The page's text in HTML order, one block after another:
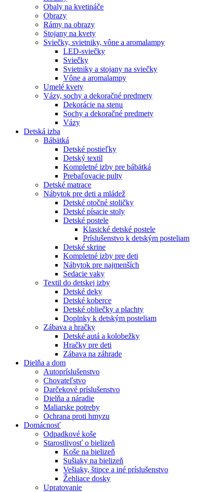
Obaly na kvetináče
Obrazy
Rámy na obrazy
Stojany na kvety
Sviečky, svietniky, vône a aromalampy
LED-sviečky
Sviečky
Svietniky a stojany na sviečky
Vône a aromalampy
Umelé kvety
Vázy, sochy a dekoračné predmety
Dekorácie na stenu
Sochy a dekoračné predmety
Vázy
Detská izba
Bábätká
Detské postieľky
Detský textil
Kompletné izby pre bábätká
Prebaľovacie pulty
Detské matrace
Nábytok pre deti a mládež
Detské otočné stoličky
Detské písacie stoly
Detské postele
Klasické detské postele
Príslušenstvo k detským posteliam
Detské skrine
Kompletné izby pre deti
Nábytok pre najmenších
Sedacie vaky
Textil do detskej izby
Detské deky
Detské koberce
Detské obliečky a plachty
Doplnky k detským posteliam
Zábava a hračky
Detské autá a kolobežky
Hračky pre deti
Zábava na záhrade
Dielňa a dom
Autopríslušenstvo
Chovateľstvo
Darčekové príslušenstvo
Dielňa a náradie
Maliarske potreby
Ochrana proti hmyzu
Domácnosť
Odpadkové koše
Starostlivosť o bielizeň
Koše na bielizeň
Sušiaky na bielizeň
Vešiaky, štipce a iné príslušenstvo
Žehliace dosky
Upratovanie